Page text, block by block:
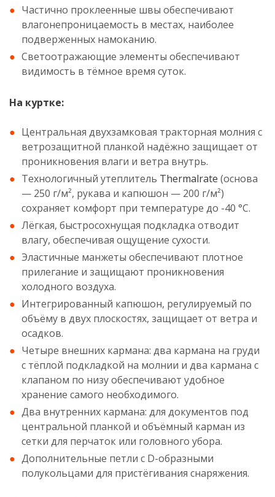
Частично проклеенные швы обеспечивают
влагонепроницаемость в местах, наиболее
подверженных намоканию.
Светоотражающие элементы обеспечивают
видимость в тёмное время суток.
На куртке:
Центральная двухзамковая тракторная молния с
ветрозащитной планкой надёжно защищает от
проникновения влаги и ветра внутрь.
Технологичный утеплитель Thermalrate (основа
— 250 г/м², рукава и капюшон — 200 г/м²)
сохраняет комфорт при температуре до -40 °С.
Лёгкая, быстросохнущая подкладка отводит
влагу, обеспечивая ощущение сухости.
Эластичные манжеты обеспечивают плотное
прилегание и защищают проникновения
холодного воздуха.
Интегрированный капюшон, регулируемый по
объёму в двух плоскостях, защищает от ветра и
осадков.
Четыре внешних кармана: два кармана на груди
с тёплой подкладкой на молнии и два кармана с
клапаном по низу обеспечивают удобное
хранение самого необходимого.
Два внутренних кармана: для документов под
центральной планкой и объёмный карман из
сетки для перчаток или головного убора.
Дополнительные петли с D-образными
полукольцами для пристёгивания снаряжения.